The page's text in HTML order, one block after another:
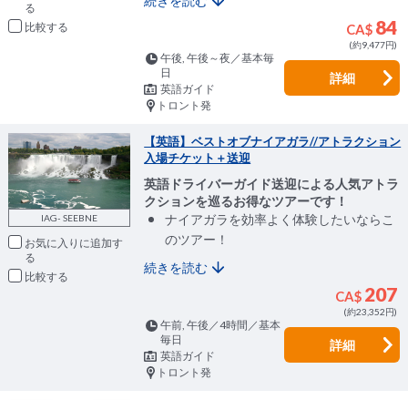
比較 CA$ 84
(約9,477円)
午後, 午後～夜／基本毎
日
英語ガイド
トロント発
詳細
IAG- SEEBNE
お気に入りに追加
比較
【英語】ベストオブナイアガラ//アトラクション
入場チケット＋送迎
英語ドライバーガイド送迎による人気アトラ
クションを巡るお得なツアーです！
ナイアガラを効率よく体験したいならこ
のツアー！
続きを読む
CA$ 207
(約23,352円)
午前, 午後／4時間／基本
毎日
英語ガイド
トロント発
詳細